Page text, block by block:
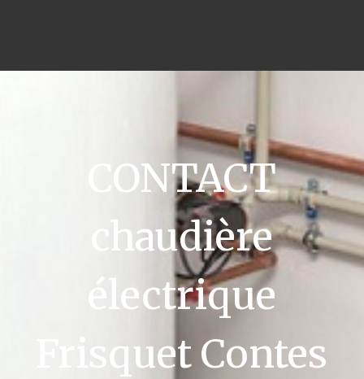
CONTACT
chaudière
électrique
Frisquet Contes